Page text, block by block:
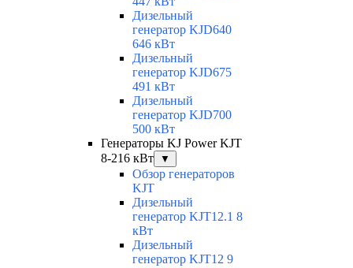
Дизельный
генератор KJD640
646 кВт
Дизельный
генератор KJD675
491 кВт
Дизельный
генератор KJD700
500 кВт
Генераторы KJ Power KJT
8-216 кВт
▼
Обзор генераторов
KJT
Дизельный
генератор KJT12.1 8
кВт
Дизельный
генератор KJT12 9